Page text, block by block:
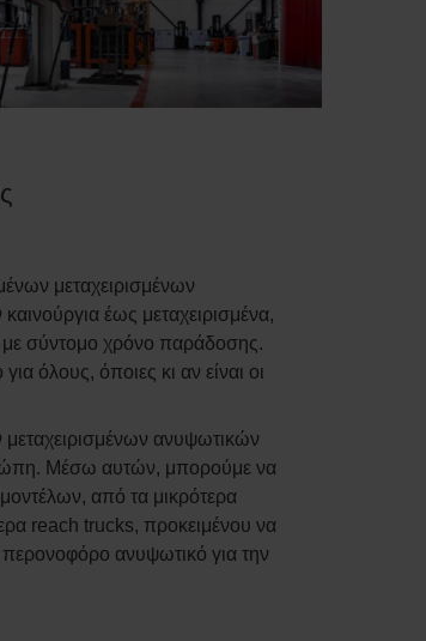
μεταχειρισμένων
έως μεταχειρισμένα,
με σύντομο χρόνο παράδοσης.
όλους, όποιες κι αν είναι οι
μεταχειρισμένων ανυψωτικών
Μέσω αυτών, μπορούμε να
από τα μικρότερα
reach trucks, προκειμένου να
ανυψωτικό για την